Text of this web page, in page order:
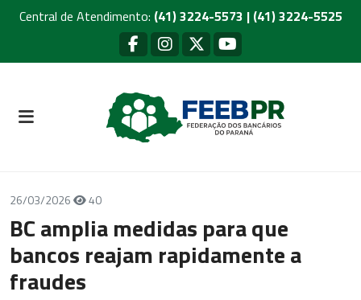
Central de Atendimento: (41) 3224-5573 | (41) 3224-5525
26/03/2026 40
BC amplia medidas para que
bancos reajam rapidamente a
fraudes